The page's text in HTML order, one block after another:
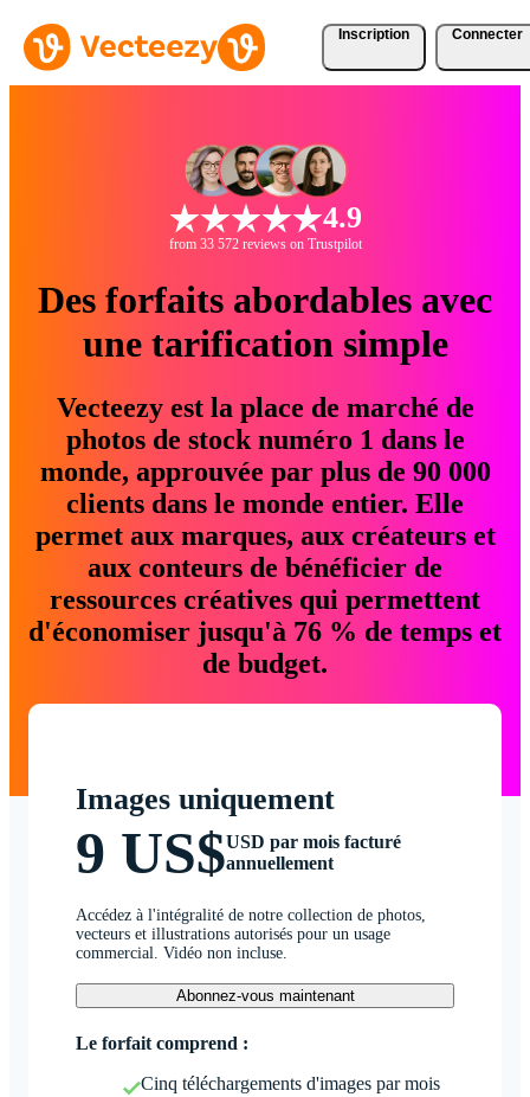
Inscription Connecter
4.9
from 33 572 reviews on Trustpilot
Des forfaits abordables avec
une tarification simple
Vecteezy est la place de marché de
photos de stock numéro 1 dans le
monde, approuvée par plus de 90 000
clients dans le monde entier. Elle
permet aux marques, aux créateurs et
aux conteurs de bénéficier de
ressources créatives qui permettent
d'économiser jusqu'à 76 % de temps et
de budget.
Images uniquement
9 US$USD par mois facturé
annuellement
Accédez à l'intégralité de notre collection de photos,
vecteurs et illustrations autorisés pour un usage
commercial. Vidéo non incluse.
Abonnez-vous maintenant
Le forfait comprend :
Cinq téléchargements d'images par mois